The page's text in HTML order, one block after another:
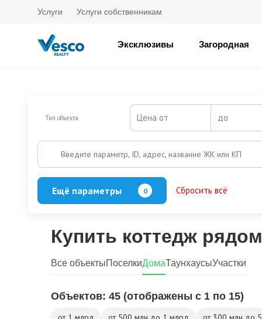
Услуги Услуги собственникам
Эксклюзивы Загородная
Тип объекта Цена от до
Введите параметр, ID, адрес, название ЖК или КП
Ещё параметры 0 Сбросить всё
Купить коттедж
Объектов: 45 (отображены с 1 по 15)
Все объектыПоселкиДомаТаунхаусыУчастки